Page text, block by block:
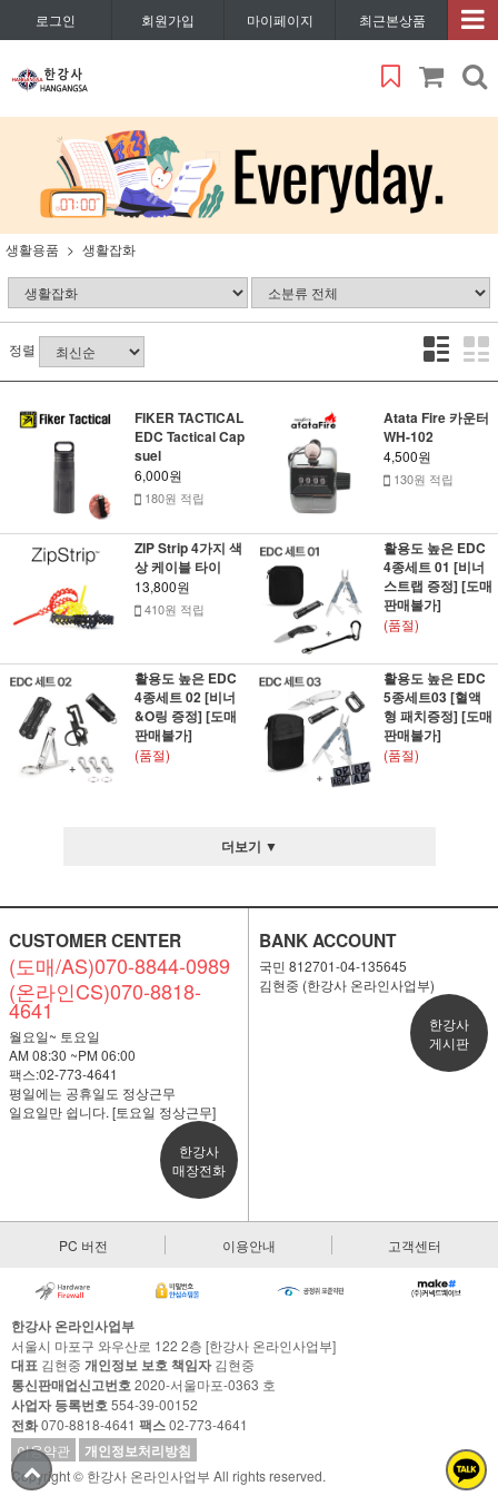
로그인 회원가입 마이페이지 최근본상품
생활용품 생활잡화
정렬
FIKER TACTICAL
EDC Tactical Cap
suel
6,000원
180원 적립
Atata Fire 카운터
WH-102
4,500원
130원 적립
ZIP Strip 4가지 색
상 케이블 타이
13,800원
410원 적립
활용도 높은 EDC
4종세트 01 [비너
스트랩 증정] [도매
판매불가]
(품절)
활용도 높은 EDC
4종세트 02 [비너
&O링 증정] [도매
판매불가]
(품절)
활용도 높은 EDC
5종세트03 [혈액
형 패치증정] [도매
판매불가]
(품절)
더보기 ▼
CUSTOMER CENTER
(도매/AS)070-8844-0989
(온라인CS)070-8818-
4641
월요일~ 토요일
AM 08:30 ~PM 06:00
팩스:02-773-4641
평일에는 공휴일도 정상근무
일요일만 쉽니다. [토요일 정상근무]
한강사
매장전화
BANK ACCOUNT
국민 812701-04-135645
김현중 (한강사 온라인사업부)
한강사
게시판
PC 버전 이용안내 고객센터
한강사 온라인사업부
서울시 마포구 와우산로 122 2층 [한강사 온라인사업부]
대표 김현중 개인정보 보호 책임자김현중
통신판매업신고번호2020-서울마포-0363 호
사업자 등록번호554-39-00152
전화070-8818-4641 팩스02-773-4641
이용약관
개인정보처리방침
Copyright © 한강사 온라인사업부 All rights reserved.